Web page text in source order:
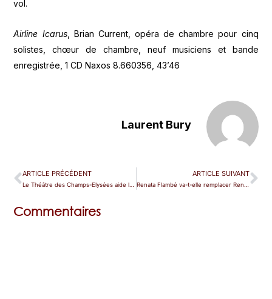
vol.
Airline Icarus, Brian Current, opéra de chambre pour cinq
solistes, chœur de chambre, neuf musiciens et bande
enregistrée, 1 CD Naxos 8.660356, 43’46
Laurent Bury
ARTICLE PRÉCÉDENT ARTICLE SUIVANT
Commentaires